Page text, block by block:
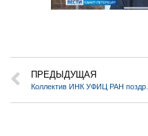
ПРЕДЫДУЩАЯ